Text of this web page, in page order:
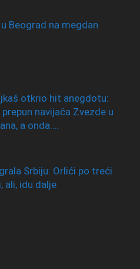
Beograd na megdan
otkrio hit anegdotu:
navijača Zvezde u
a onda….
Srbiju: Orlići po treći
ali, idu dalje